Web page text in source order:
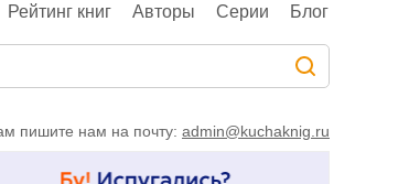
Рейтинг книг Авторы Серии Блог
пишите нам на почту: admin@kuchaknig.ru